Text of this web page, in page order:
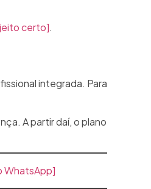
certo].
integrada. Para
A partir daí, o plano
WhatsApp]